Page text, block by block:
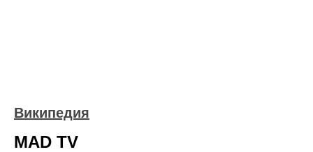
Википедия
MAD TV